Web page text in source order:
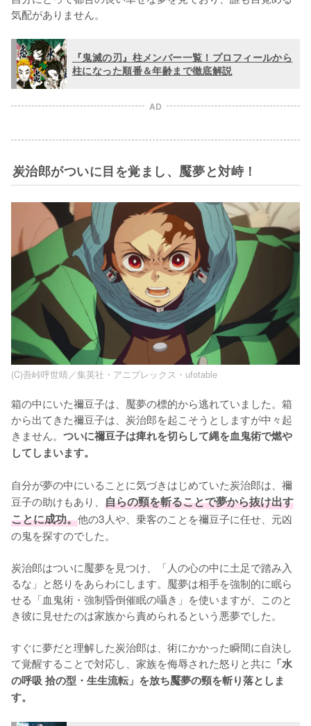
気配がありません。
『鬼滅の刃』柱メンバー一覧！プロフィールから
柱になった順番＆年齢まで徹底解説
AD
炭治郎がついに目を覚まし、魘夢と対峙！
(C)吾峠呼世晴／集英社・アニプレックス・ufotable
箱の中にいた禰豆子は、魘夢の標的から逃れていました。箱
から出てきた禰豆子は、炭治郎を起こそうとしますが中々起
きません。 ついに禰豆子は痺れを切らして縄を血鬼術で燃や
してしまいます。
自分が夢の中にいることに気づきはじめていた炭治郎は、禰
豆子の助けもあり、 自らの頸を斬ることで夢から抜け出す
ことに成功。他の3人や、乗客のことを禰豆子に任せ、元凶
の鬼を探すのでした。
炭治郎はついに魘夢を見つけ、「人の心の中に土足で踏み入
るな」と怒りをあらわにします。魘夢は相手を強制的に眠ら
せる「血鬼術・強制昏倒催眠の囁き」を使いますが、このと
き彼に見せたのは家族から責められるという悪夢でした。
すぐに夢だと理解した炭治郎は、術にかかった瞬間に自決し
て覚醒することで対応し、家族を侮辱された怒りと共に 「水
の呼吸 拾の型・生生流転」を放ち魘夢の頸を斬り落としま
す。